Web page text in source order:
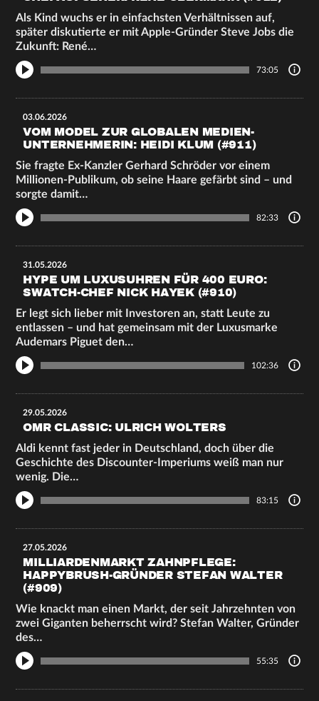
Als Kind wuchs er in einfachsten Verhältnissen auf,
später diskutierte er mit Apple-Gründer Steve Jobs die
Zukunft: René…
73:05
03.06.2026
VOM MODEL ZUR GLOBALEN MEDIEN-
UNTERNEHMERIN: HEIDI KLUM (#911)
Sie fragte Ex-Kanzler Gerhard Schröder vor einem
Millionen-Publikum, ob seine Haare gefärbt sind – und
sorgte damit…
82:33
31.05.2026
HYPE UM LUXUSUHREN FÜR 400 EURO:
SWATCH-CHEF NICK HAYEK (#910)
Er legt sich lieber mit Investoren an, statt Leute zu
entlassen – und hat gemeinsam mit der Luxusmarke
Audemars Piguet den…
102:36
29.05.2026
OMR CLASSIC: ULRICH WOLTERS
Aldi kennt fast jeder in Deutschland, doch über die
Geschichte des Discounter-Imperiums weiß man nur
wenig. Die…
83:15
27.05.2026
MILLIARDENMARKT ZAHNPFLEGE:
HAPPYBRUSH-GRÜNDER STEFAN WALTER
(#909)
Wie knackt man einen Markt, der seit Jahrzehnten von
zwei Giganten beherrscht wird? Stefan Walter, Gründer
des…
55:35